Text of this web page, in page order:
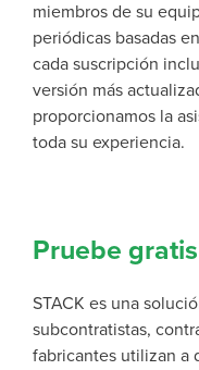
miembros de su
periódicas basadas
cada suscripción
versión más
proporcionamos la
toda su experiencia.
Pruebe
STACK es una
subcontratistas,
fabricantes utilizan a